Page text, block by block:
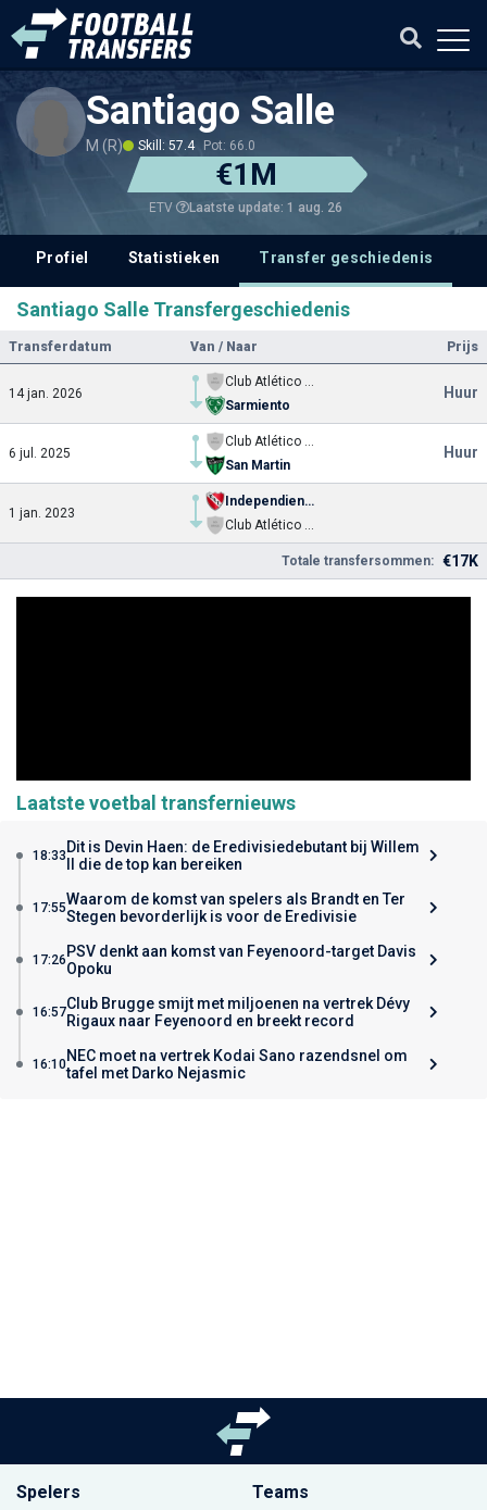
Santiago Salle
M (R) Skill: 57.4 Pot: 66.0
€1M
ETV Laatste update: 1 aug. 26
Profiel Statistieken Transfer geschiedenis
Santiago Salle Transfergeschiedenis
Transferdatum Van / Naar Prijs
14 jan. 2026
Club Atlético Independiente
Sarmiento
Huur
6 jul. 2025
Club Atlético Independiente
San Martin
Huur
1 jan. 2023
Independiente
Club Atlético Independiente
Totale transfersommen: €17K
Laatste voetbal transfernieuws
18:33 Dit is Devin Haen: de Eredivisiedebutant bij Willem
II die de top kan bereiken
17:55Waarom de komst van spelers als Brandt en Ter
Stegen bevorderlijk is voor de Eredivisie
17:26 PSV denkt aan komst van Feyenoord-target Davis
Opoku
16:57Club Brugge smijt met miljoenen na vertrek Dévy
Rigaux naar Feyenoord en breekt record
16:10NEC moet na vertrek Kodai Sano razendsnel om
tafel met Darko Nejasmic
Spelers Teams